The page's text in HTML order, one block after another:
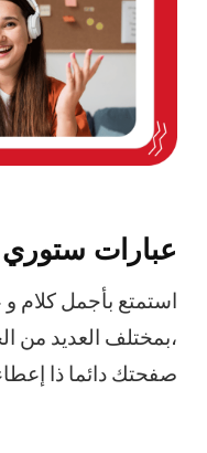
عبارات ستوري
استمتع بأجمل كلام
،بمختلف العديد من
صفحتك دائما ذا